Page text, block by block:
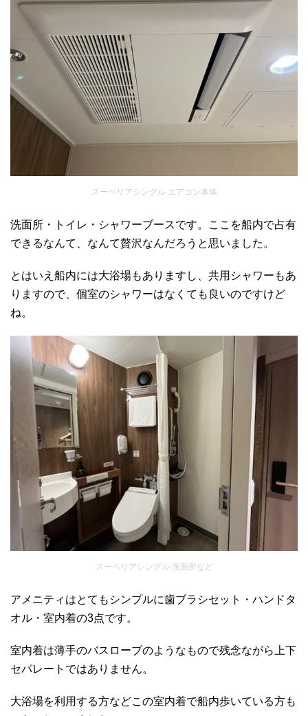
スーペリアシングル エアコン本体
洗面所・トイレ・シャワーブースです。ここを船内で占有
できるなんて、なんて贅沢なんだろうと思いました。
とはいえ船内には大浴場もありますし、共用シャワーもあ
りますので、個室のシャワーはなくても良いのですけど
ね。
スーペリアシングル 洗面所など
アメニティはとてもシンプルに歯ブラシセット・ハンドタ
オル・室内着の3点です。
室内着は薄手のバスローブのようなもので残念ながら上下
セパレートではありません。
大浴場を利用する方などこの室内着で船内歩いている方も